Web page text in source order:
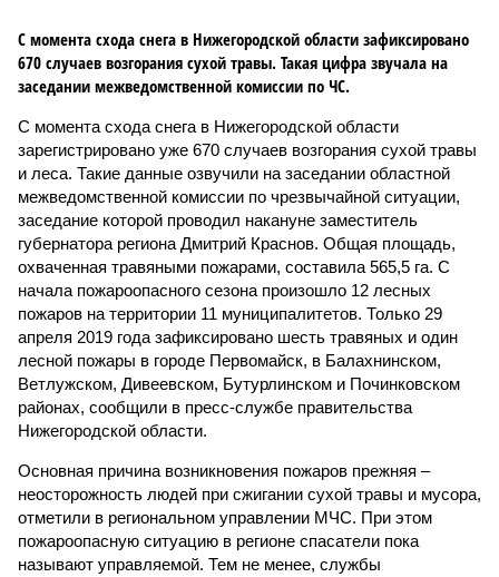
С момента схода снега в Нижегородской области зафиксировано
670 случаев возгорания сухой травы. Такая цифра звучала на
заседании межведомственной комиссии по ЧС.
С момента схода снега в Нижегородской области
зарегистрировано уже 670 случаев возгорания сухой травы
и леса. Такие данные озвучили на заседании областной
межведомственной комиссии по чрезвычайной ситуации,
заседание которой проводил накануне заместитель
губернатора региона Дмитрий Краснов. Общая площадь,
охваченная травяными пожарами, составила 565,5 га. С
начала пожароопасного сезона произошло 12 лесных
пожаров на территории 11 муниципалитетов. Только 29
апреля 2019 года зафиксировано шесть травяных и один
лесной пожары в городе Первомайск, в Балахнинском,
Ветлужском, Дивеевском, Бутурлинском и Починковском
районах, сообщили в пресс-службе правительства
Нижегородской области.
Основная причина возникновения пожаров прежняя –
неосторожность людей при сжигании сухой травы и мусора,
отметили в региональном управлении МЧС. При этом
пожароопасную ситуацию в регионе спасатели пока
называют управляемой. Тем не менее, службы